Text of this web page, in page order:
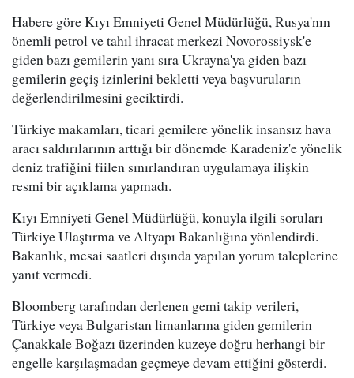
Habere göre Kıyı Emniyeti Genel Müdürlüğü, Rusya'nın
önemli petrol ve tahıl ihracat merkezi Novorossiysk'e
giden bazı gemilerin yanı sıra Ukrayna'ya giden bazı
gemilerin geçiş izinlerini bekletti veya başvuruların
değerlendirilmesini geciktirdi.
Türkiye makamları, ticari gemilere yönelik insansız hava
aracı saldırılarının arttığı bir dönemde Karadeniz'e yönelik
deniz trafiğini fiilen sınırlandıran uygulamaya ilişkin
resmi bir açıklama yapmadı.
Kıyı Emniyeti Genel Müdürlüğü, konuyla ilgili soruları
Türkiye Ulaştırma ve Altyapı Bakanlığına yönlendirdi.
Bakanlık, mesai saatleri dışında yapılan yorum taleplerine
yanıt vermedi.
Bloomberg tarafından derlenen gemi takip verileri,
Türkiye veya Bulgaristan limanlarına giden gemilerin
Çanakkale Boğazı üzerinden kuzeye doğru herhangi bir
engelle karşılaşmadan geçmeye devam ettiğini gösterdi.